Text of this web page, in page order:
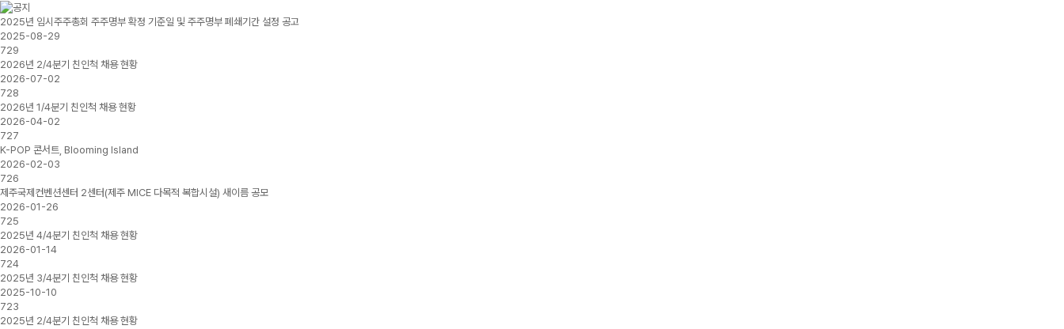
2025년 임시주주총회 주주명부 확정 기준일 및 주주명부 폐쇄기간 설정 공고
2025-08-29
729
2026년 2/4분기 친인척 채용 현황
2026-07-02
728
2026년 1/4분기 친인척 채용 현황
2026-04-02
727
K-POP 콘서트, Blooming Island
2026-02-03
726
제주국제컨벤션센터 2센터(제주 MICE 다목적 복합시설) 새이름 공모
2026-01-26
725
2025년 4/4분기 친인척 채용 현황
2026-01-14
724
2025년 3/4분기 친인척 채용 현황
2025-10-10
723
2025년 2/4분기 친인척 채용 현황